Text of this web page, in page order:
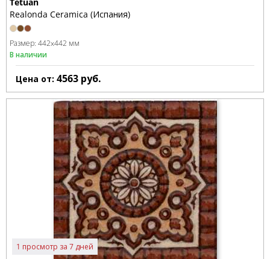
Realonda Ceramica (Испания)
Размер: 442x442 мм
В наличии
Цена от: 4563 руб.
1 просмотр за 7 дней